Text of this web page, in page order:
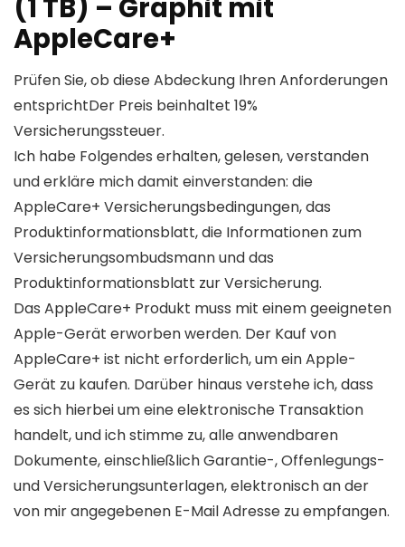
(1 TB) – Graphit mit
AppleCare+
Prüfen Sie, ob diese Abdeckung Ihren Anforderungen
entsprichtDer Preis beinhaltet 19%
Versicherungssteuer.
Ich habe Folgendes erhalten, gelesen, verstanden
und erkläre mich damit einverstanden: die
AppleCare+ Versicherungsbedingungen, das
Produktinformationsblatt, die Informationen zum
Versicherungsombudsmann und das
Produktinformationsblatt zur Versicherung.
Das AppleCare+ Produkt muss mit einem geeigneten
Apple-Gerät erworben werden. Der Kauf von
AppleCare+ ist nicht erforderlich, um ein Apple-
Gerät zu kaufen. Darüber hinaus verstehe ich, dass
es sich hierbei um eine elektronische Transaktion
handelt, und ich stimme zu, alle anwendbaren
Dokumente, einschließlich Garantie-, Offenlegungs-
und Versicherungsunterlagen, elektronisch an der
von mir angegebenen E-Mail Adresse zu empfangen.